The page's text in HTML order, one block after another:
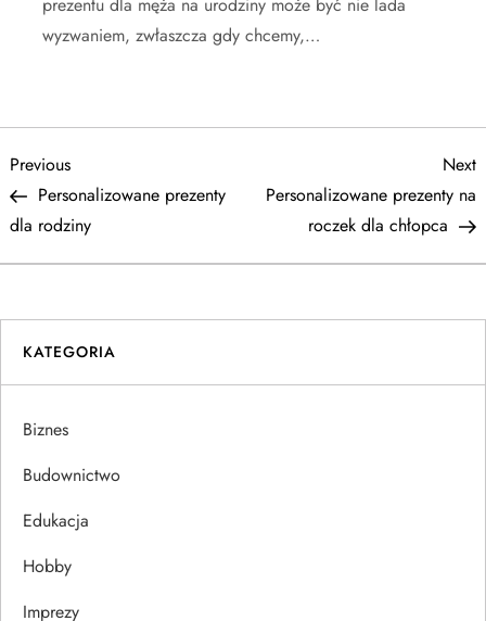
wyzwaniem, zwłaszcza gdy chcemy,…
N
a
w
i
g
a
c
a
Previous
Post
Previous
Personalizowane prezenty
dla rodziny
Next
Personalizowane prezenty na
roczek dla chłopca
KATEGORIA
Biznes
Budownictwo
Edukacja
Hobby
Imprezy